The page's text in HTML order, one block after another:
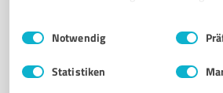
Impressum Datenschutzbestimmungen
Einwilligungsauswahl
Notwendig
Statistiken
4 Bildung, Ausbildung &
Daniel Wörner - Spirit